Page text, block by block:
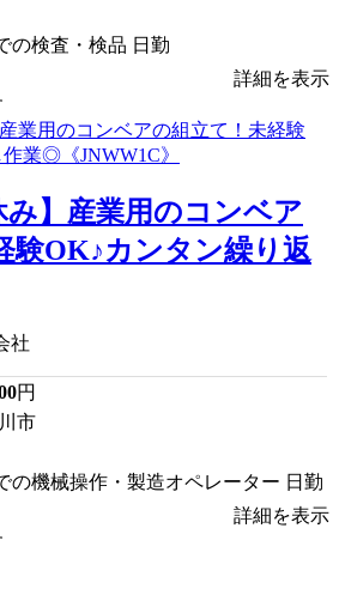
の検査・検品 日勤
詳細を表示
み】産業用のコンベア
験OK♪カンタン繰り返
社
円
市
の機械操作・製造オペレーター 日勤
詳細を表示